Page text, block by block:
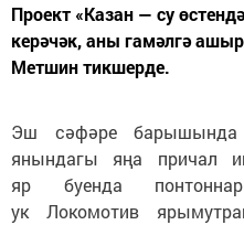
Проект «Казан — су
керәчәк, аны гамәлгә
Метшин тикшерде.
Эш сәфәре барышында
янындагы яңа причал
яр буенда
ук Локомотив